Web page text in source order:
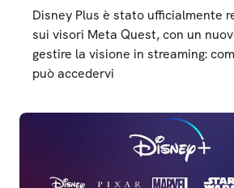
Disney Plus è stato ufficialmente
sui visori Meta Quest, con un
gestire la visione in streaming:
può accedervi